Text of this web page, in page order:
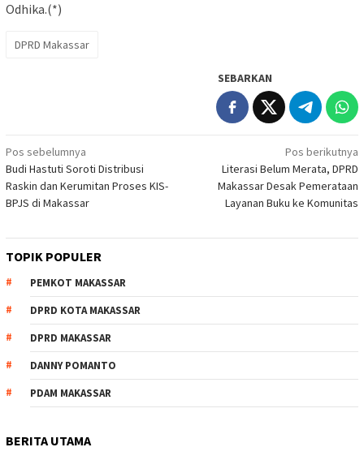
Odhika.(*)
DPRD Makassar
SEBARKAN
Navigasi
pos
Pos sebelumnya
Budi Hastuti Soroti Distribusi
Raskin dan Kerumitan Proses KIS-
BPJS di Makassar
Pos berikutnya
Literasi Belum Merata, DPRD
Makassar Desak Pemerataan
Layanan Buku ke Komunitas
TOPIK POPULER
PEMKOT MAKASSAR
DPRD KOTA MAKASSAR
DPRD MAKASSAR
DANNY POMANTO
PDAM MAKASSAR
BERITA UTAMA